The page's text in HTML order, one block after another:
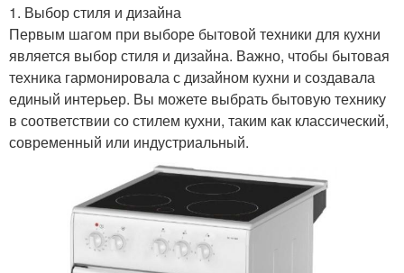
1. Выбор стиля и дизайна
Первым шагом при выборе бытовой техники для кухни
является выбор стиля и дизайна. Важно, чтобы бытовая
техника гармонировала с дизайном кухни и создавала
единый интерьер. Вы можете выбрать бытовую технику
в соответствии со стилем кухни, таким как классический,
современный или индустриальный.